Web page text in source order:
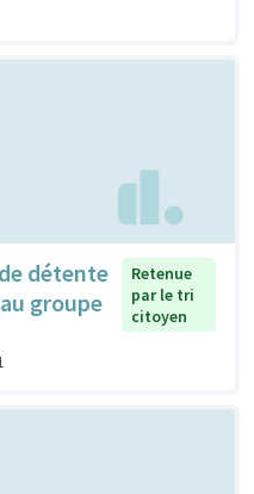
détente
groupe
Retenue
par le tri
citoyen